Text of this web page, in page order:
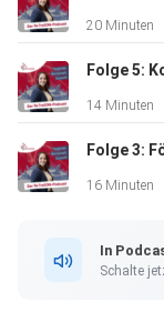
20 Minuten
14 Minuten
16 Minuten
In
Schalte